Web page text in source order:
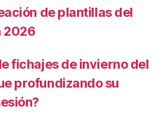
de plantillas del
2026
fichajes de invierno del
profundizando su